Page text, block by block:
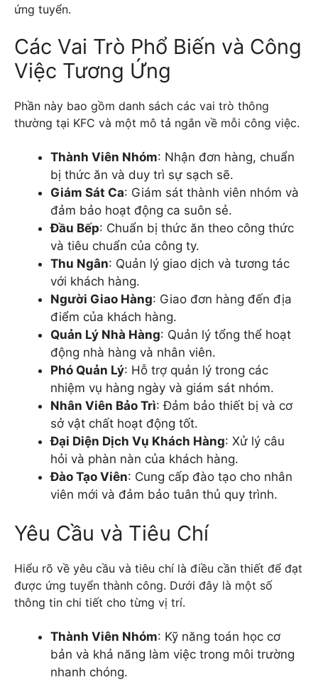
ứng tuyển.
Các Vai Trò Phổ Biến và Công
Việc Tương Ứng
Phần này bao gồm danh sách các vai trò thông
thường tại KFC và một mô tả ngắn về mỗi công việc.
Thành Viên Nhóm: Nhận đơn hàng, chuẩn
bị thức ăn và duy trì sự sạch sẽ.
Giám Sát Ca: Giám sát thành viên nhóm và
đảm bảo hoạt động ca suôn sẻ.
Đầu Bếp: Chuẩn bị thức ăn theo công thức
và tiêu chuẩn của công ty.
Thu Ngân: Quản lý giao dịch và tương tác
với khách hàng.
Người Giao Hàng: Giao đơn hàng đến địa
điểm của khách hàng.
Quản Lý Nhà Hàng: Quản lý tổng thể hoạt
động nhà hàng và nhân viên.
Phó Quản Lý: Hỗ trợ quản lý trong các
nhiệm vụ hàng ngày và giám sát nhóm.
Nhân Viên Bảo Trì: Đảm bảo thiết bị và cơ
sở vật chất hoạt động tốt.
Đại Diện Dịch Vụ Khách Hàng: Xử lý câu
hỏi và phàn nàn của khách hàng.
Đào Tạo Viên: Cung cấp đào tạo cho nhân
viên mới và đảm bảo tuân thủ quy trình.
Yêu Cầu và Tiêu Chí
Hiểu rõ về yêu cầu và tiêu chí là điều cần thiết để đạt
được ứng tuyển thành công. Dưới đây là một số
thông tin chi tiết cho từng vị trí.
Thành Viên Nhóm: Kỹ năng toán học cơ
bản và khả năng làm việc trong môi trường
nhanh chóng.